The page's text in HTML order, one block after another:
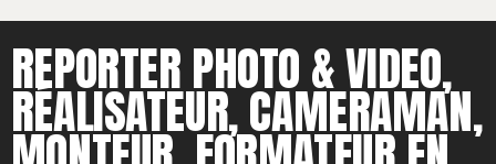
REPORTER PHOTO & VIDEO,
RÉALISATEUR, CAMERAMAN,